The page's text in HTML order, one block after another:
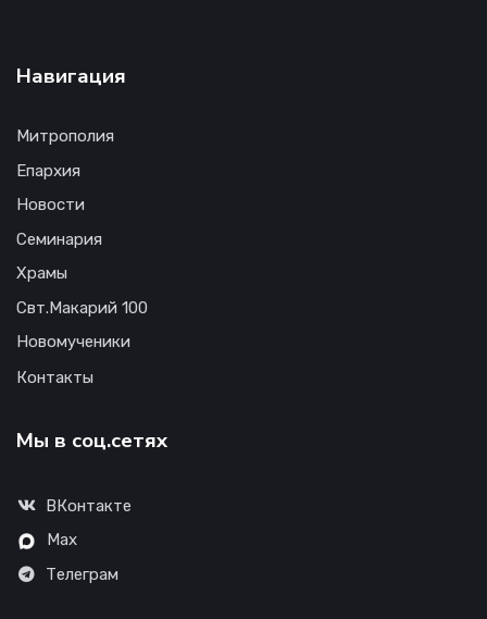
Навигация
Митрополия
Епархия
Новости
Семинария
Храмы
Свт.Макарий 100
Новомученики
Контакты
Мы в соц.сетях
ВКонтакте
Max
Телеграм